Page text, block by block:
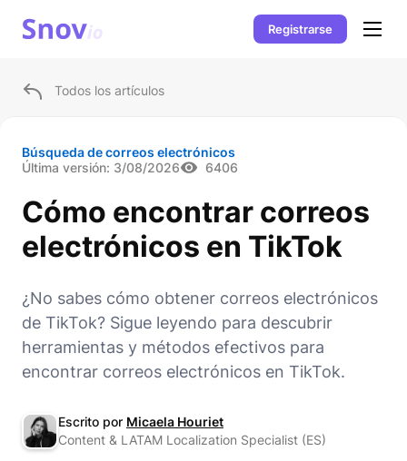
Registrarse
Todos los artículos
Búsqueda de correos electrónicos
Última versión: 3/08/2026 6406
Cómo encontrar correos
electrónicos en TikTok
¿No sabes cómo obtener correos electrónicos
de TikTok? Sigue leyendo para descubrir
herramientas y métodos efectivos para
encontrar correos electrónicos en TikTok.
Escrito por Micaela Houriet
Content & LATAM Localization Specialist (ES)